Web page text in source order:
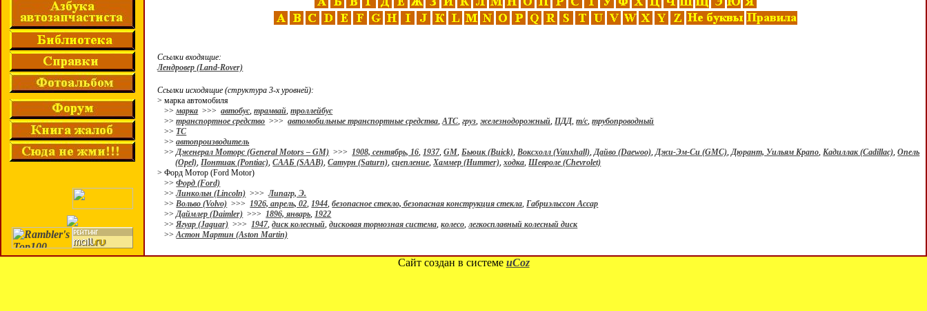
Ссылки входящие:
Лендровер (Land-Rover)
Ссылки исходящие (структура 3-х уровней):
> марка автомобиля
>>марка >>>автобус,трамвай,троллейбус
>>транспортное средство >>>автомобильные транспортные средства,АТС,груз,железнодорожный,ПДД,т/с,трубопроводный
>> ТС
>>автопроизводитель
>>Дженерал Моторс (General Motors – GM) >>>1908, сентябрь, 16,1937,GM,Бьюик (Buick),Воксхолл (Vauxhall),Дайво (Daewoo),Джи-Эм-Си (GMC),Дюрант, Уильям Крапо,Кадиллак (Cadillac),Опель
(Opel),Понтиак (Pontiac),СААБ (SAAB),Сатурн (Saturn),сцепление,Хаммер (Hummer),ходка,Шевроле (Chevrolet)
> Форд Мотор (Ford Motor)
>>Форд (Ford)
>>Линкольн (Lincoln) >>>Липагр, Э.
>>Вольво (Volvo) >>>1926, апрель, 02,1944,безопасное стекло, безопасная конструкция стекла,Габриэльссон Ассар
>>Даймлер (Daimler) >>>1896, январь,1922
>>Ягуар (Jaguar) >>>1947,диск колесный,дисковая тормозная система,колесо,легкосплавный колесный диск
>>Астон Мартин (Aston Martin)
Сайт создан в системе uCoz